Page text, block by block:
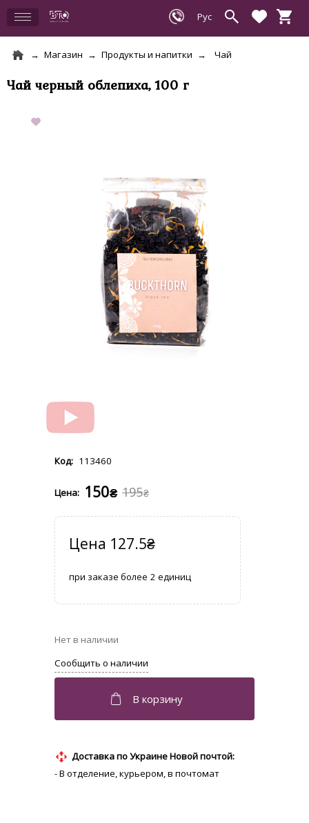
Магазин Продукты и напитки Чай
Чай черный облепиха, 100 г
113460
195₴
150₴
127.5₴
2
Доставка по Украине Новой почтой:
- В отделение, курьером, в почтомат